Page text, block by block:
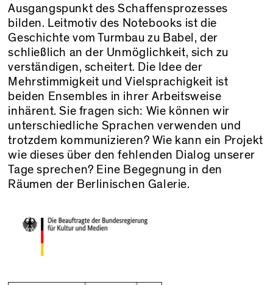
Ausgangspunkt des Schaffensprozesses
bilden. Leitmotiv des Notebooks ist die
Geschichte vom Turmbau zu Babel, der
schließlich an der Unmöglichkeit, sich zu
verständigen, scheitert. Die Idee der
Mehrstimmigkeit und Vielsprachigkeit ist
beiden Ensembles in ihrer Arbeitsweise
inhärent. Sie fragen sich: Wie können wir
unterschiedliche Sprachen verwenden und
trotzdem kommunizieren? Wie kann ein Projekt
wie dieses über den fehlenden Dialog unserer
Tage sprechen? Eine Begegnung in den
Räumen der Berlinischen Galerie.